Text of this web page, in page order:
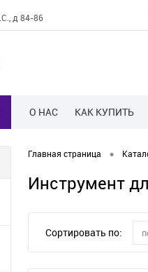
д 84-86
О НАС КАК КУПИТЬ
Главная страница •
Инструмент
Сортировать по: